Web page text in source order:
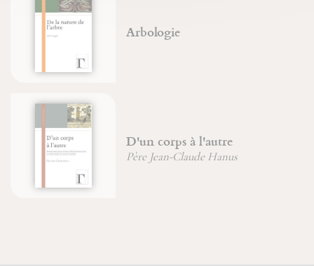
Arbologie
D'un corps à l'autre
Père Jean-Claude Hanus